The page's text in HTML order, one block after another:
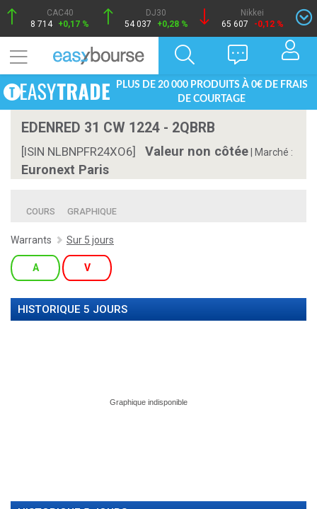
CAC40
8 714 +0,17 %
DJ30
54 037
+0,28 %
Nikkei
65 607
-0,12 %
PLUS DE 20 000 PRODUITS À 0€ DE FRAIS
DE COURTAGE
EDENRED 31 CW 1224 - 2QBRB
[ISIN NLBNPFR24XO6] Valeur non côtée Marché :
Euronext Paris
COURS GRAPHIQUE
Warrants Sur 5 jours
A V
HISTORIQUE 5 JOURS